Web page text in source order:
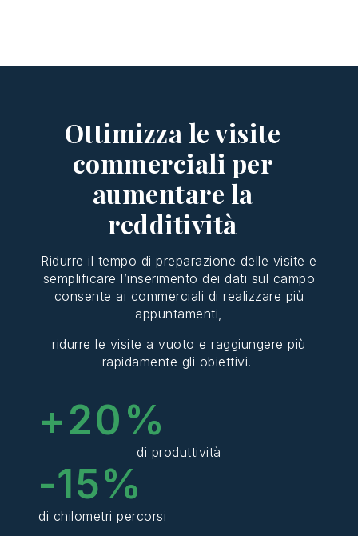
Ottimizza le visite
commerciali per
aumentare la
redditività
Ridurre il tempo dipreparazione delle visite e
semplificare l’inserimento deidati sul campo
consente ai commerciali direalizzare più
appuntamenti
ridurre le visite avuoto eraggiungere più
rapidamente gli obiettivi.
di produttività
+20%
di chilometri percorsi
-15%